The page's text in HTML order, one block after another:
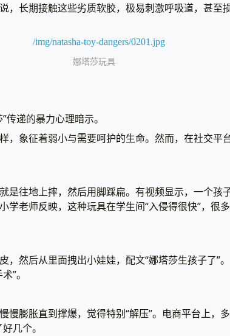
，长期接触这些劣质软胶，极易刺激呼吸道，甚至
娜塔莎玩具
传递的暴力心理暗示。
，象征着弱小与需要呵护的生命。然而，在社交平
是往地上摔，然后用脚踩扁。有视频显示，一个孩
学老师反映，这种玩具在学生间“入侵得很快”，很
，然后从里面拽出小娃娃，配文“娜塔莎生孩子了”
”。
慢膨胀直到撑爆，觉得特别“解压”。电商平台上，
几个。